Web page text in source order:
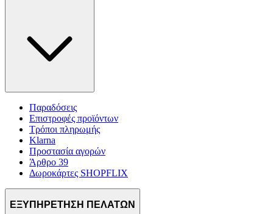
Παραδόσεις
Επιστροφές προϊόντων
Τρόποι πληρωμής
Klarna
Προστασία αγορών
Άρθρο 39
Δωροκάρτες SHOPFLIX
ΕΞΥΠΗΡΕΤΗΣΗ ΠΕΛΑΤΩΝ